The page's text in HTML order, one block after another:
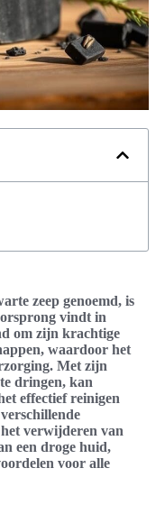
zeep genoemd, is
vindt in
om zijn krachtige
waardoor het
Met zijn
dringen, kan
effectief reinigen
verwijderen van
een droge huid,
voor alle